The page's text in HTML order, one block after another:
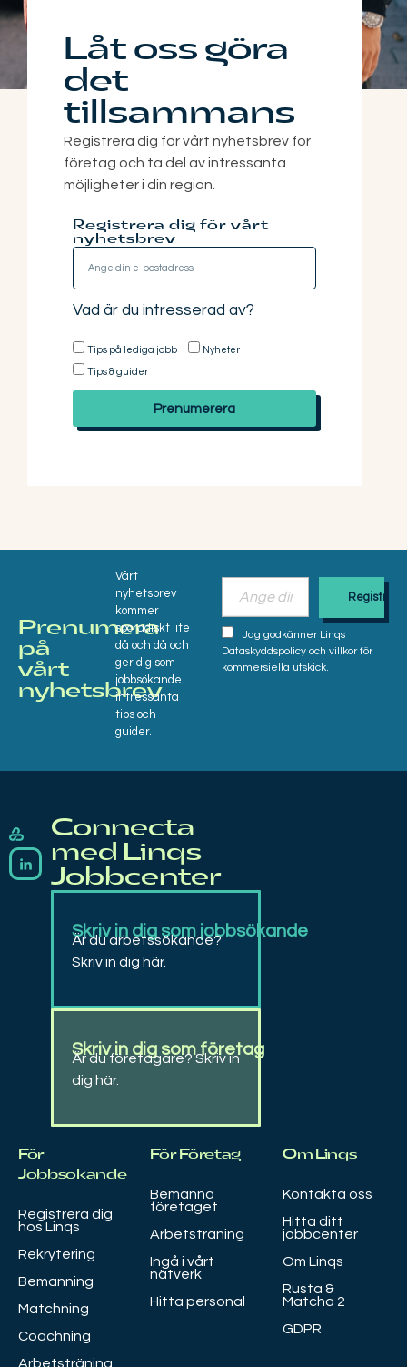
Låt oss göra
det
tillsammans
Registrera dig för vårt nyhetsbrev för
företag och ta del av intressanta
möjligheter i din region.
Registrera dig för vårt
nyhetsbrev
Vad är du intresserad av?
Tips på lediga jobb Nyheter
Tips & guider
Prenumerera
Prenumera
på
vårt
nyhetsbrev​
Vårt
nyhetsbrev
kommer
sporadiskt lite
då och då och
ger dig som
jobbsökande
intressanta
tips och
guider.
Jag godkänner Linqs
Dataskyddspolicy och villkor för
kommersiella utskick.
Connecta
med Linqs
Jobbcenter
Skriv in dig som jobbsökande
Är du arbetssökande?
Skriv in dig här.
Skriv in dig som företag
Är du företagare? Skriv in
dig här.
För
Jobbsökande
Registrera dig
hos Linqs
Rekrytering
Bemanning
Matchning
Coachning
Arbetsträning
För Företag
Bemanna
företaget
Arbetsträning
Ingå i vårt
nätverk
Hitta personal
Om Linqs
Kontakta oss
Hitta ditt
jobbcenter
Om Linqs
Rusta &
Matcha 2
GDPR
Linqs
Rekrytering, bemanning, matchning, coachning och arbetsträning